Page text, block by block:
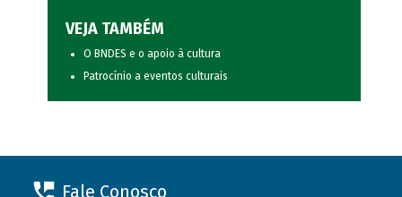
VEJA TAMBÉM
O BNDES e o apoio à cultura
Patrocínio a eventos culturais
Fale Conosco